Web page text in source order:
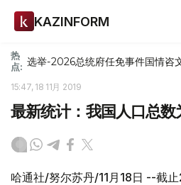
KAZINFORM
热
点: 选举-2026总统府任免事件国情咨
15:47, 18 11月 2019
最新统计：我国人口总
哈通社/努尔苏丹/11月18日 --截